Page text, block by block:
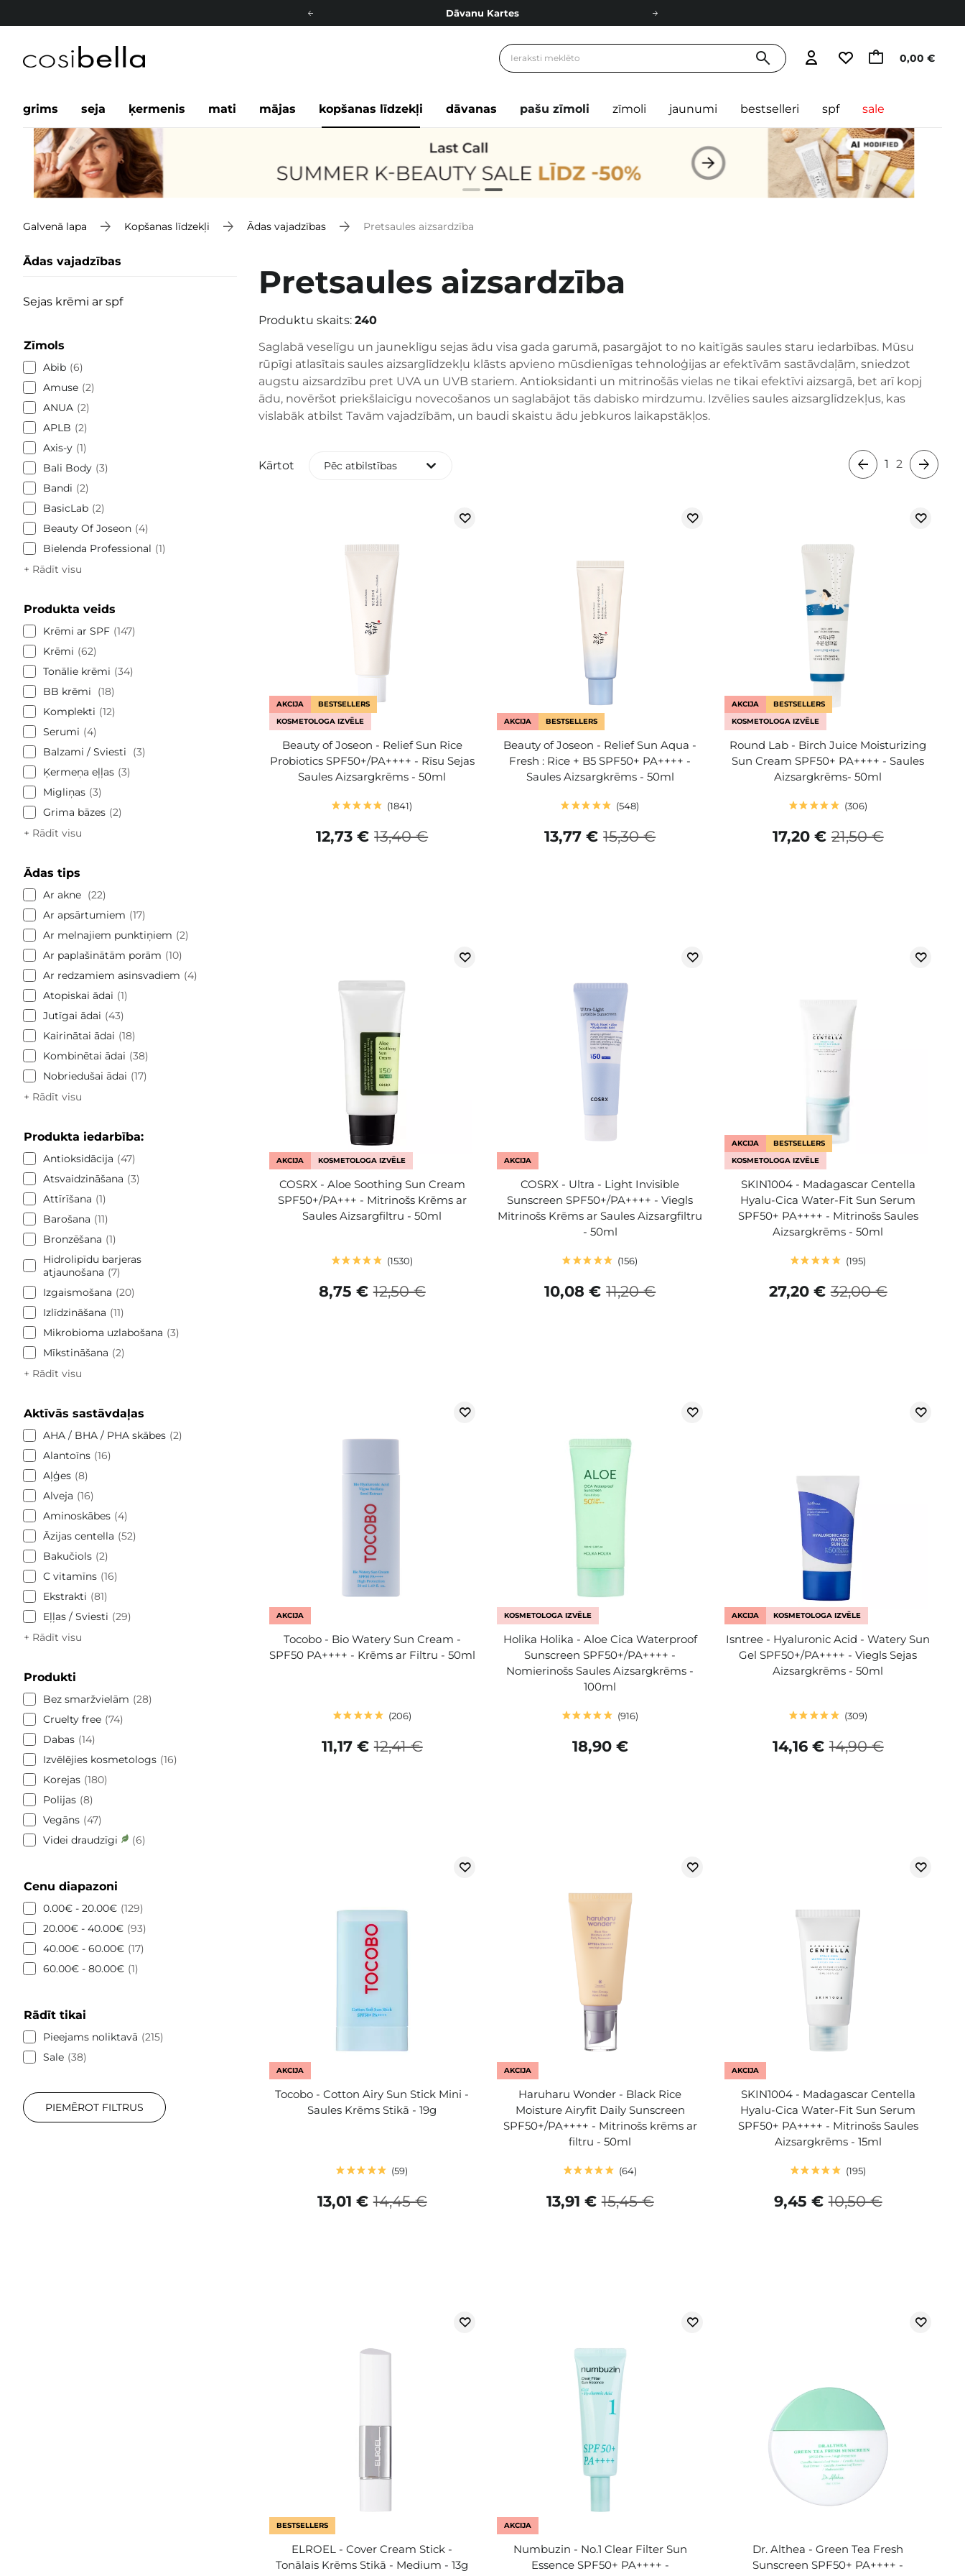
Dāvanu Kartes
Bezmaskas piegāde no 49,00 € 0,00 €
grims seja ķermenis mati mājas kopšanas līdzekļi dāvanas pašu zīmoli zīmoli jaunumi bestselleri spf sale
Galvenā lapa Kopšanas līdzekļi Ādas vajadzības Pretsaules aizsardzība
Ādas vajadzības
Sejas krēmi ar spf
Zīmols
Abib 6
Amuse 2
ANUA 2
APLB
2
Axis-y 1
Bali Body 3
Bandi
2
BasicLab 2
Beauty Of Joseon 4
Bielenda Professional
1
+ Rādīt visu
Produkta veids
Krēmi ar SPF 147
Krēmi
62
Tonālie krēmi
34
BB krēmi
18
Komplekti
12
Serumi
4
Balzami / Sviesti
3
Ķermeņa eļļas 3
Migliņas 3
Grima bāzes 2
+ Rādīt visu
Ādas tips
Ar akne
22
Ar apsārtumiem
17
Ar melnajiem punktiņiem
2
Ar paplašinātām porām
10
Ar redzamiem asinsvadiem
4
Atopiskai ādai
1
Jutīgai ādai
43
Kairinātai ādai
18
Kombinētai ādai
38
Nobriedušai ādai
17
+ Rādīt visu
Produkta iedarbība:
Antioksidācija
47
Atsvaidzināšana
3
Attīrīšana
1
Barošana
11
Bronzēšana
1
Hidrolipīdu barjeras
atjaunošana
7
Izgaismošana
20
Izlīdzināšana
11
Mikrobioma uzlabošana
3
Mīkstināšana
2
+ Rādīt visu
Aktīvās sastāvdaļas
AHA / BHA / PHA skābes 2
Alantoīns 16
Aļģes 8
Alveja
16
Aminoskābes 4
Āzijas centella
52
Bakučiols 2
C vitamīns 16
Ekstrakti
81
Eļļas / Sviesti
29
+ Rādīt visu
Produkti
Bez smaržvielām
28
Cruelty free 74
Dabas 14
Izvēlējies kosmetologs 16
Korejas 180
Polijas 8
Vegāns 47
Videi draudzīgi
6
Cenu diapazoni
0.00€ - 20.00€ 129
20.00€ - 40.00€ 93
40.00€ - 60.00€ 17
60.00€ - 80.00€ 1
Rādīt tikai
Pieejams noliktavā
215
Sale 38
PIEMĒROT FILTRUS
Pretsaules aizsardzība
Produktu skaits: 240
Saglabā veselīgu un jauneklīgu sejas ādu visa gada garumā, pasargājot to no kaitīgās saules staru iedarbības. Mūsu
rūpīgi atlasītais saules aizsarglīdzekļu klāsts apvieno mūsdienīgas tehnoloģijas ar efektīvām sastāvdaļām, sniedzot
augstu aizsardzību pret UVA un UVB stariem. Antioksidanti un mitrinošās vielas ne tikai efektīvi aizsargā, bet arī kopj
ādu, novēršot priekšlaicīgu novecošanos un saglabājot tās dabisko mirdzumu. Izvēlies saules aizsarglīdzekļus, kas
vislabāk atbilst Tavām vajadzībām, un baudi skaistu ādu jebkuros laikapstākļos.
Kārtot Pēc atbilstības 1 2
AKCIJA
BESTSELLERS
KOSMETOLOGA IZVĒLE
Beauty of Joseon - Relief Sun Rice
Probiotics SPF50+/PA++++ - Rīsu Sejas
Saules Aizsargkrēms - 50ml
1841
13,40 €
12,73 €
AKCIJA BESTSELLERS
Beauty of Joseon - Relief Sun Aqua -
Fresh : Rice + B5 SPF50+ PA++++ -
Saules Aizsargkrēms - 50ml
548
15,30 €
13,77 €
AKCIJA
BESTSELLERS
KOSMETOLOGA IZVĒLE
Round Lab - Birch Juice Moisturizing
Sun Cream SPF50+ PA++++ - Saules
Aizsargkrēms- 50ml
306
21,50 €
17,20 €
AKCIJA KOSMETOLOGA IZVĒLE
COSRX - Aloe Soothing Sun Cream
SPF50+/PA+++ - Mitrinošs Krēms ar
Saules Aizsargfiltru - 50ml
1530
12,50 €
8,75 €
AKCIJA
COSRX - Ultra - Light Invisible
Sunscreen SPF50+/PA++++ - Viegls
Mitrinošs Krēms ar Saules Aizsargfiltru
- 50ml
156
11,20 €
10,08 €
AKCIJA
BESTSELLERS
KOSMETOLOGA IZVĒLE
SKIN1004 - Madagascar Centella
Hyalu-Cica Water-Fit Sun Serum
SPF50+ PA++++ - Mitrinošs Saules
Aizsargkrēms - 50ml
195
32,00 €
27,20 €
AKCIJA
Tocobo - Bio Watery Sun Cream -
SPF50 PA++++ - Krēms ar Filtru - 50ml
206
12,41 €
11,17 €
KOSMETOLOGA IZVĒLE
Holika Holika - Aloe Cica Waterproof
Sunscreen SPF50+/PA++++ -
Nomierinošs Saules Aizsargkrēms -
100ml
916
18,90 €
AKCIJA KOSMETOLOGA IZVĒLE
Isntree - Hyaluronic Acid - Watery Sun
Gel SPF50+/PA++++ - Viegls Sejas
Aizsargkrēms - 50ml
309
14,90 €
14,16 €
AKCIJA
Tocobo - Cotton Airy Sun Stick Mini -
Saules Krēms Stikā - 19g
59
14,45 €
13,01 €
AKCIJA
Haruharu Wonder - Black Rice
Moisture Airyfit Daily Sunscreen
SPF50+/PA++++ - Mitrinošs krēms ar
filtru - 50ml
64
15,45 €
13,91 €
AKCIJA
SKIN1004 - Madagascar Centella
Hyalu-Cica Water-Fit Sun Serum
SPF50+ PA++++ - Mitrinošs Saules
Aizsargkrēms - 15ml
195
10,50 €
9,45 €
BESTSELLERS
ELROEL - Cover Cream Stick -
Tonālais Krēms Stikā - Medium - 13g
AKCIJA
Numbuzin - No.1 Clear Filter Sun
Essence SPF50+ PA++++ -
Dr. Althea - Green Tea Fresh
Sunscreen SPF50+ PA++++ -